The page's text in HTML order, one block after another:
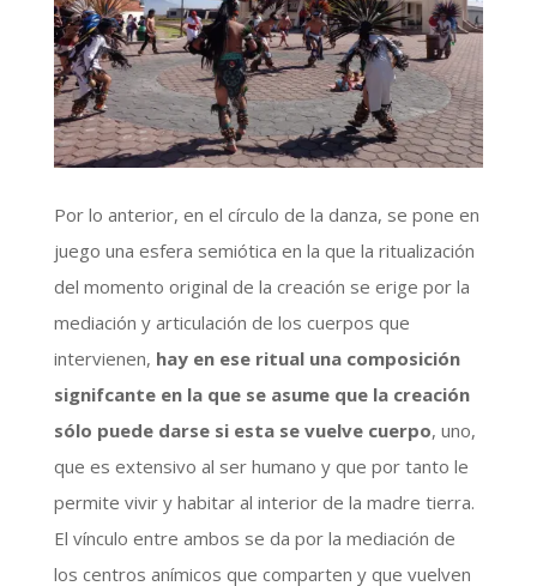
Por lo anterior, en el círculo de la danza, se pone en
juego una esfera semiótica en la que la ritualización
del momento original de la creación se erige por la
mediación y articulación de los cuerpos que
intervienen, hay en ese ritual una composición
signifcante en la que se asume que la creación
sólo puede darse si esta se vuelve cuerpo, uno,
que es extensivo al ser humano y que por tanto le
permite vivir y habitar al interior de la madre tierra.
El vínculo entre ambos se da por la mediación de
los centros anímicos que comparten y que vuelven